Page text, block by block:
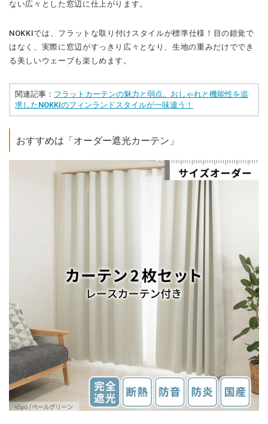
ない広々とした窓辺に仕上がります。
NOKKIでは、フラットな取り付けスタイルが標準仕様！目の錯覚で
はなく、実際に窓辺がすっきり広々となり、生地の重みだけででき
る美しいウェーブも楽しめます。
関連記事： フラットカーテンの魅力と弱点。おしゃれと機能性を追
求したNOKKIのフィンランドスタイルが一味違う！
おすすめは「オーダー遮光カーテン」